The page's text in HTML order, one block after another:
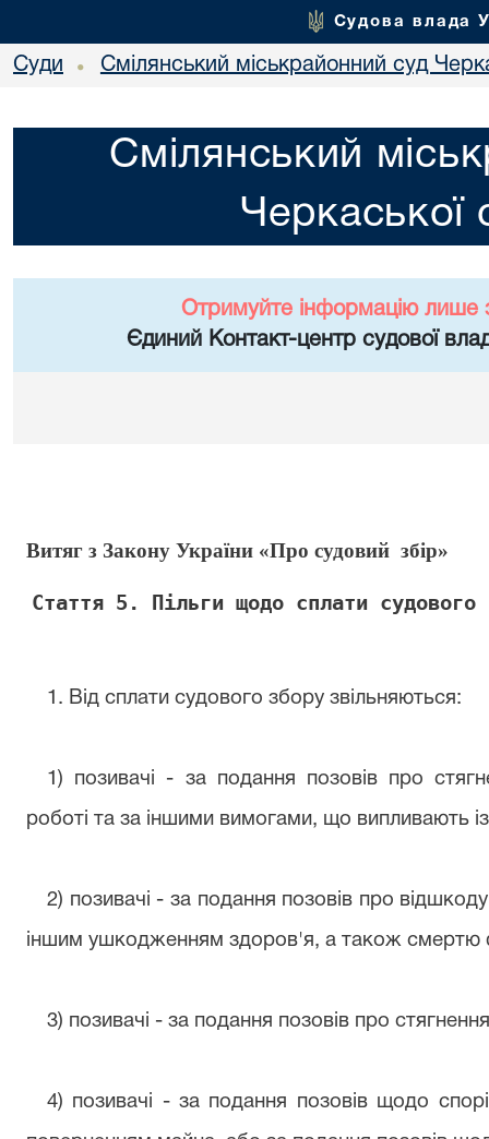
Судова влада
Суди • Смілянський міськрайонний суд
Смілянський
Черкаської
Отримуйте інформацію лише
Єдиний Контакт-центр судової
Витяг з Закону України «Про судовий  збір»
Стаття 5. Пільги щодо сплати судового
1. Від сплати судового збору звільняються:
1) позивачі - за подання позовів про
роботі та за іншими вимогами, що випливають
2) позивачі - за подання позовів про
іншим ушкодженням здоров'я, а також смертю
3) позивачі - за подання позовів про стягнення
4) позивачі - за подання позовів щодо